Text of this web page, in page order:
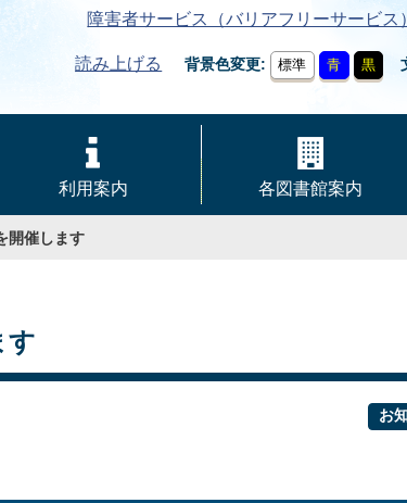
障害者サービス（バリアフリーサービス）
読み上げる 背景色変更 標準 青 黒
利用案内 各図書館案内
開催します
す
お